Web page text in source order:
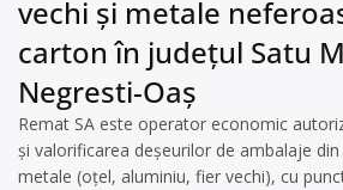
vechi și metale
carton în județul Satu
Negresti-Oaș
Remat SA este operator economic
și valorificarea deșeurilor de ambalaje
metale (oțel, aluminiu, fier vechi), cu